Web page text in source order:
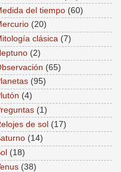
del tiempo (60)
(20)
clásica (7)
(2)
(65)
(95)
(4)
(1)
de sol (17)
(14)
(18)
(38)